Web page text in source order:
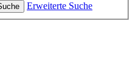
Erweiterte Suche